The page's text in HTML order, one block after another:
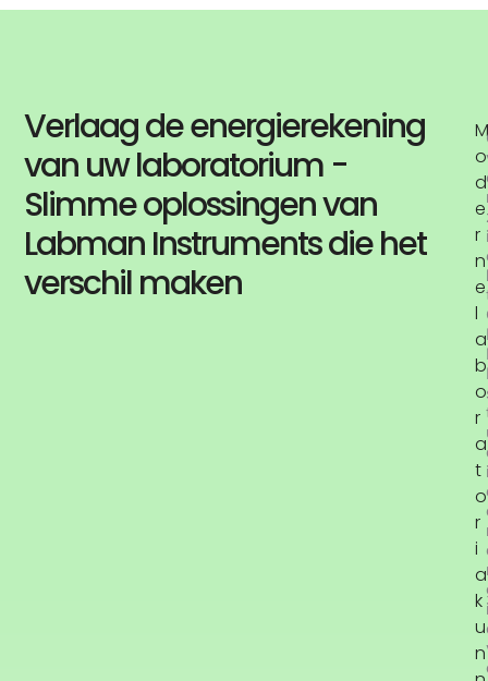
Verlaag de energierekening
van uw laboratorium -
Slimme oplossingen van
Labman Instruments die het
verschil maken
M
o
d
e
r
n
e
l
a
b
o
r
a
t
o
r
i
a
k
u
n
i
i
i